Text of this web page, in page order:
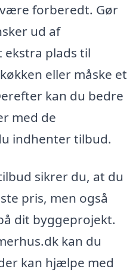
forberedt. Gør
ud af
ekstra plads til
eller måske et
kan du bedre
med de
indhenter tilbud.
sikrer du, at du
pris, men også
dit byggeprojekt.
kan du
kan hjælpe med